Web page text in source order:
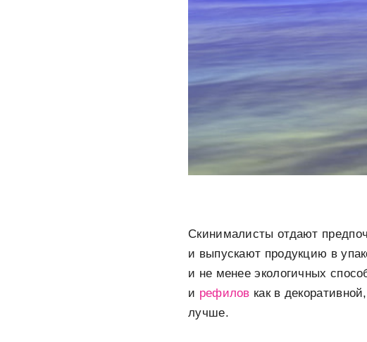
Скинималисты отдают
и выпускают продукцию в
и не менее экологичных
и рефилов как в
лучше.